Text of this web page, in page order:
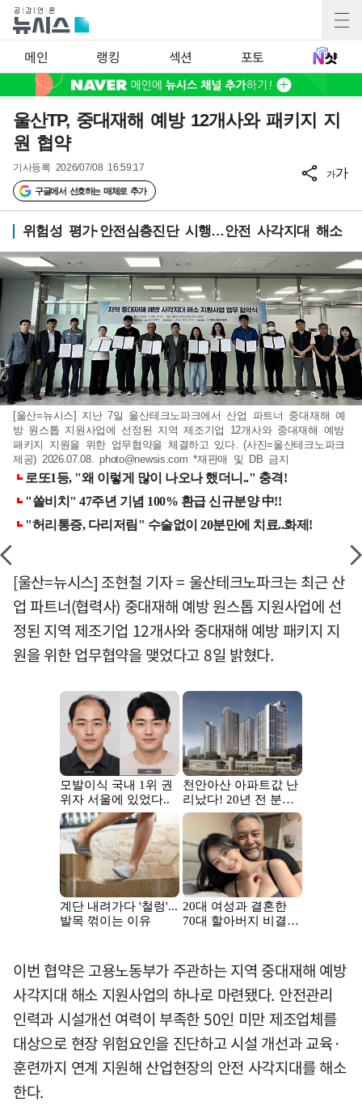
메인 랭킹 섹션 포토
울산TP, 중대재해 예방 12개사와 패키지 지
원 협약
기사등록 2026/07/08 16:59:17
구글에서 선호하는 매체로 추가
가가
위험성 평가·안전심층진단 시행…안전 사각지대 해소
[울산=뉴시스] 지난 7일 울산테크노파크에서 산업 파트너 중대재해 예
방 원스톱 지원사업에 선정된 지역 제조기업 12개사와 중대재해 예방
패키지 지원을 위한 업무협약을 체결하고 있다. (사진=울산테크노파크
제공) 2026.07.08.photo@newsis.com *재판매 및 DB 금지
[울산=뉴시스] 조현철 기자 = 울산테크노파크는 최근 산
업 파트너(협력사) 중대재해 예방 원스톱 지원사업에 선
정된 지역 제조기업 12개사와 중대재해 예방 패키지 지
원을 위한 업무협약을 맺었다고 8일 밝혔다.
이번 협약은 고용노동부가 주관하는 지역 중대재해 예방
사각지대 해소 지원사업의 하나로 마련됐다. 안전관리
인력과 시설개선 여력이 부족한 50인 미만 제조업체를
대상으로 현장 위험요인을 진단하고 시설 개선과 교육·
훈련까지 연계 지원해 산업현장의 안전 사각지대를 해소
한다.